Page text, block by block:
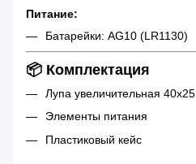
Питание:
Батарейки: AG10 (LR1130)
📦 Комплектация
Лупа увеличительная 40x25
Элементы питания
Пластиковый кейс